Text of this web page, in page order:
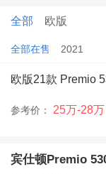
全部 欧版
全部在售 2021
欧版21款 Premio
参考价： 25万-28万
宾仕顿Premio